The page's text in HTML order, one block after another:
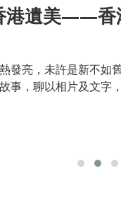
港遺美——香
發亮，未許是新不
，聊以相片及文字